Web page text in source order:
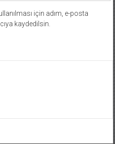
için adım, e-posta
kaydedilsin.